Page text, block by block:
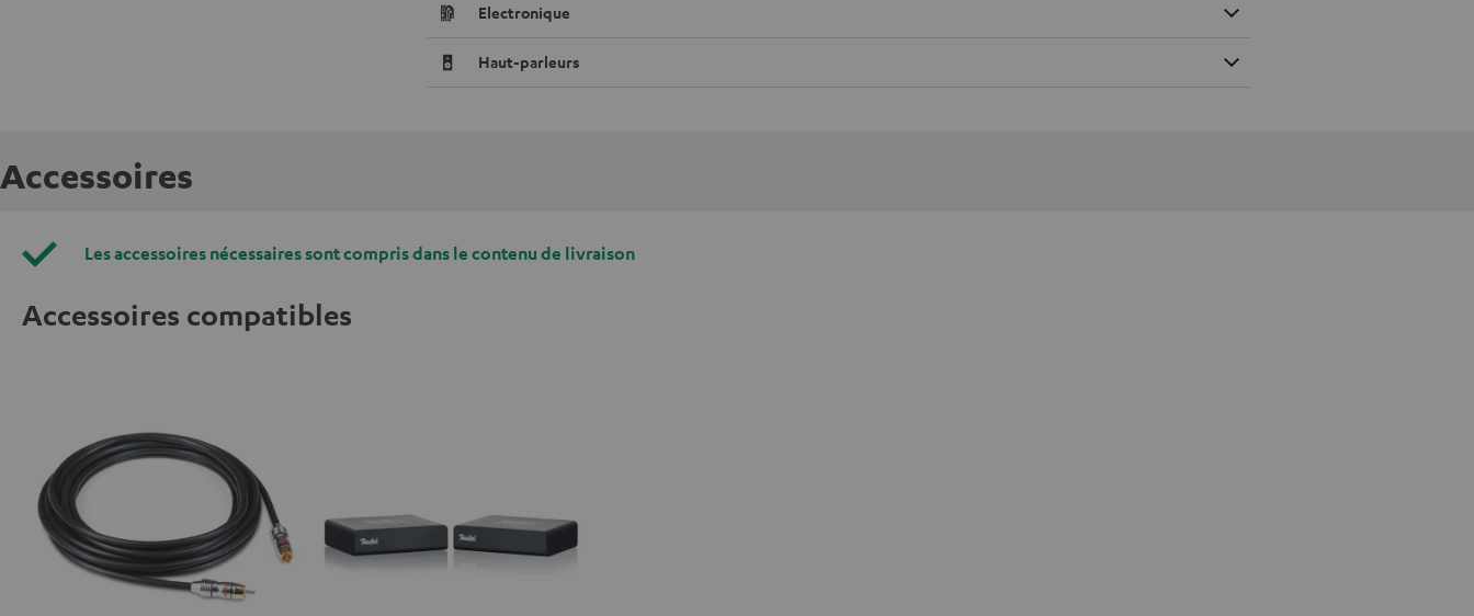
Electronique
Haut-parleurs
Accessoires
Les accessoires nécessaires sont compris dans le contenu de livraison
Accessoires compatibles